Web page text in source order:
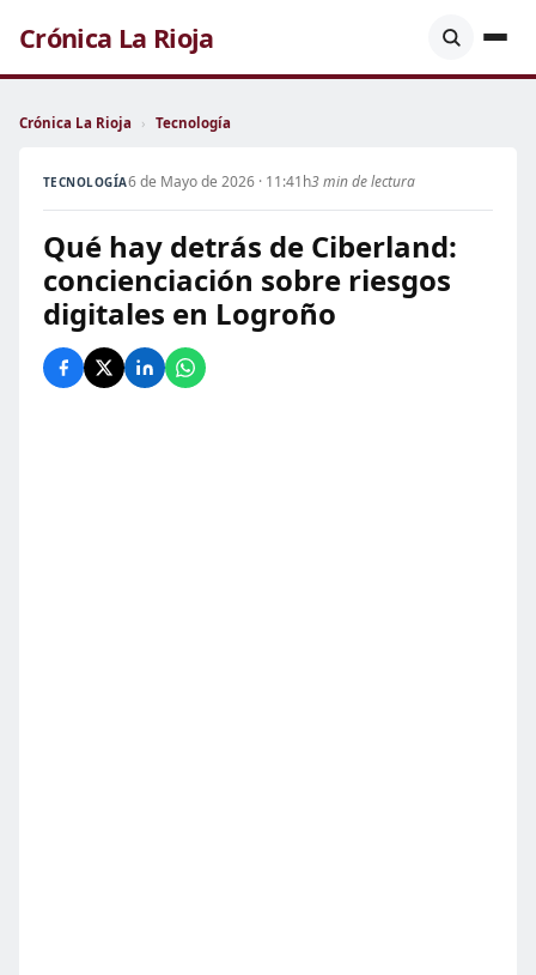
Crónica La Rioja
Crónica La Rioja › Tecnología
TECNOLOGÍA6 de Mayo de 2026 · 11:41h3 min de lectura
Qué hay detrás de Ciberland:
concienciación sobre riesgos
digitales en Logroño